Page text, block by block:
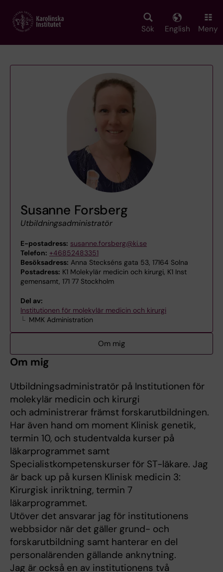
main
Sök English Meny
Susanne Forsberg
Utbildningsadministratör
E-postadress: susanne.forsberg@ki.se
Telefon: +46852483351
Besöksadress: Anna Steckséns gata 53, 17164 Solna
Postadress: K1 Molekylär medicin och kirurgi, K1 Inst
gemensamt, 171 77 Stockholm
Del av:
Institutionen för molekylär medicin och kirurgi
MMK Administration
Om mig
Om mig
Utbildningsadministratör på Institutionen för
molekylär medicin och kirurgi
och administrerar främst forskarutbildningen.
Har även hand om moment Klinisk genetik,
termin 10, och studentvalda kurser på
läkarprogrammet samt
Specialistkompetenskurser för ST-läkare. Jag
är back up på kursen Klinisk medicin 3:
Kirurgisk inriktning, termin 7
läkarprogrammet.
Utöver det ansvarar jag för institutionens
webbsidor när det gäller grund- och
forskarutbildning samt hanterar en del
personalärenden gällande anknytning.
Jag är också en av institutionens två